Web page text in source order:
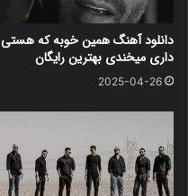
دانلود آهنگ همین خوبه که هستی
داری میخندی بهترین رایگان
2025-04-26